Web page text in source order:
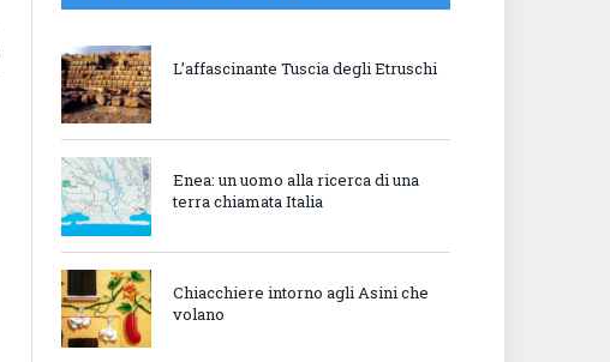
L’affascinante Tuscia degli Etruschi
Enea: un uomo alla ricerca di una
terra chiamata Italia
Chiacchiere intorno agli Asini che
volano